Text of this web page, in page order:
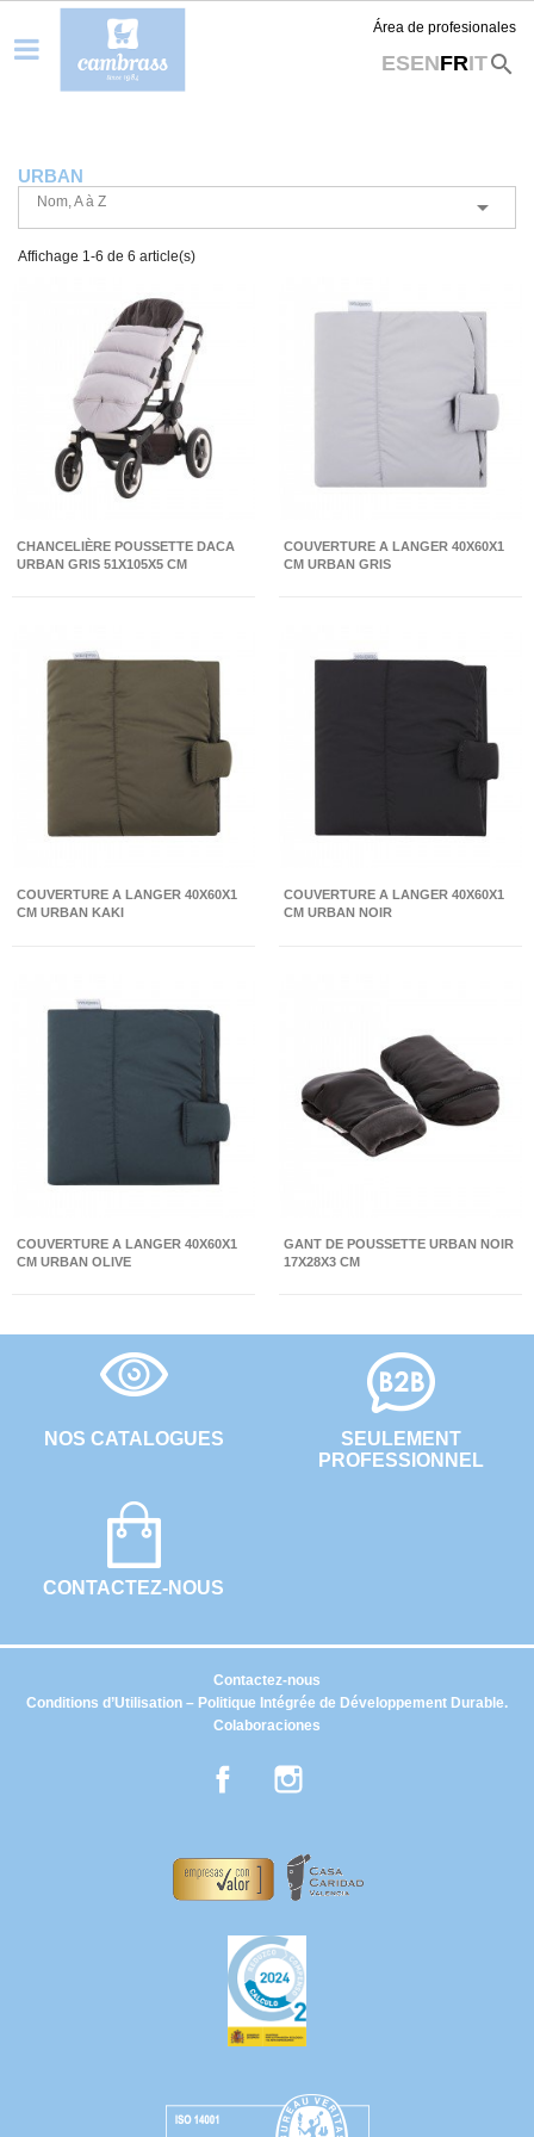
Área de profesionales
ESENFRITsearch
URBAN
Nom, A à Z 
Affichage 1-6 de 6 article(s)
CHANCELIÈRE POUSSETTE DACA
URBAN GRIS 51X105X5 CM
COUVERTURE A LANGER 40X60X1
CM URBAN GRIS
COUVERTURE A LANGER 40X60X1
CM URBAN KAKI
COUVERTURE A LANGER 40X60X1
CM URBAN NOIR
COUVERTURE A LANGER 40X60X1
CM URBAN OLIVE
GANT DE POUSSETTE URBAN NOIR
17X28X3 CM
NOS CATALOGUES
CONTACTEZ-NOUS
SEULEMENT
PROFESSIONNEL
Conditions d’Utilisation – Politique Intégrée de Développement Durable.
Colaboraciones
Contactez-nous
Facebook